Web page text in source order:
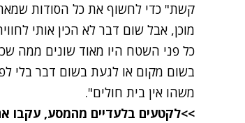
קשת" כדי לחשוף את כל הסודות
מוכן, אבל שום דבר לא הכין אותי
כל פני השטח היו מאוד שונים ממה
בשום מקום או לגעת בשום דבר בלי
משהו אין בית חולים".
>>לקטעים בלעדיים מהמסע, עקבו